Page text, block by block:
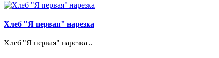
Хлеб "Я первая" нарезка
Хлеб "Я первая" нарезка ..